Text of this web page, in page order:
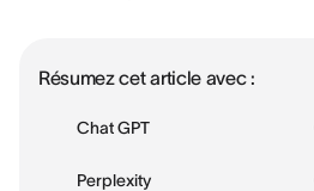
Résumez cet article avec :
Chat GPT
Perplexity